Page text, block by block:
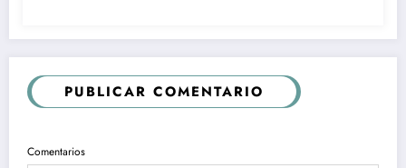
PUBLICAR COMENTARIO
Comentarios